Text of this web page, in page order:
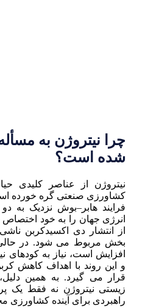
چرا نیتروژن به
شده است؟
نیتروژن از عناصر کلیدی
کشاورزی صنعتی گره خورده
فرایند هابر–بوش نزدیک
از انتشار دی اکسیدکربن
بخش مربوط می شود. در
افزایش است، نیاز به کودهای
و این روند با اهداف کاهش
قرار می گیرد. به همین
زیستی نیتروژن نه فقط یک
راهبردی برای آینده